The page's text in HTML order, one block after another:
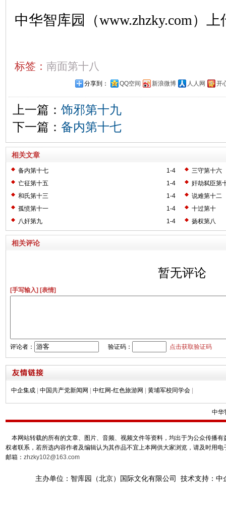
中华智库园（www.zhzky.com）上
标签： 南面第十八
分享到： QQ空间 新浪微博 人人网 开
上一篇： 饰邪第十九
下一篇： 备内第十七
相关文章
1-4
备内第十七
三守第十六
1-4
亡征第十五
奸劫弑臣第
1-4
和氏第十三
说难第十二
1-4
孤愤第十一
十过第十
1-4
八奸第九 扬权第八
相关评论
暂无评论
[手写输入] [表情]
评论者： 验证码： 点击获取验证码
中企集成 中国共产党新闻网 中红网-红色旅游网 黄埔军校同学会
中华
本网站转载的所有的文章、图片、音频、视频文件等资料，均出于为公众传播
权者联系，若所选内容作者及编辑认为其作品不宜上本网供大家浏览，请及时用
邮箱： zhzky102@163.com
主办单位：智库园（北京）国际文化有限公司 技术支持：